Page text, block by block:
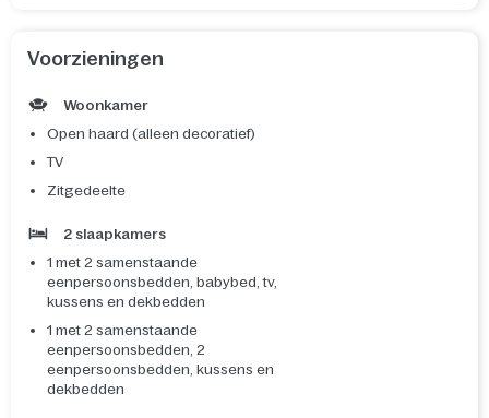
Voorzieningen
Woonkamer
Open haard (alleen decoratief)
TV
Zitgedeelte
2 slaapkamers
1 met 2 samenstaande
eenpersoonsbedden, babybed, tv,
kussens en dekbedden
1 met 2 samenstaande
eenpersoonsbedden, 2
eenpersoonsbedden, kussens en
dekbedden